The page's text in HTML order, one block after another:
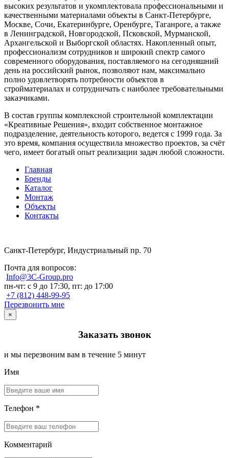
высоких результатов и укомплектовала профессиональными и
качественными материалами объекты в Санкт-Петербурге,
Москве, Сочи, Екатеринбурге, Оренбурге, Таганроге, а также
в Ленинградской, Новгородской, Псковской, Мурманской,
Архангельской и Выборгской областях. Накопленный опыт,
профессионализм сотрудников и широкий спектр самого
современного оборудования, поставляемого на сегодняшний
день на российский рынок, позволяют нам, максимально
полно удовлетворять потребности объектов в
стройматериалах и сотрудничать с наиболее требовательными
заказчиками.
В состав группы комплексной строительной комплектации
«Креативные Решения», входит собственное монтажное
подразделение, деятельность которого, ведется с 1999 года. За
это время, компания осуществила множество проектов, за счёт
чего, имеет богатый опыт реализации задач любой сложности.
Главная
Бренды
Каталог
Монтаж
Объекты
Контакты
Санкт-Петербург, Индустриальный пр. 70
Почта для вопросов:
Info@3C-Group.pro
пн-чт: с 9 до 17:30, пт: до 17:00
+7 (812) 448-99-95
Перезвонить мне
×
Заказать звонок
и мы перезвоним вам в течение 5 минут
Имя
Телефон *
Комментарий